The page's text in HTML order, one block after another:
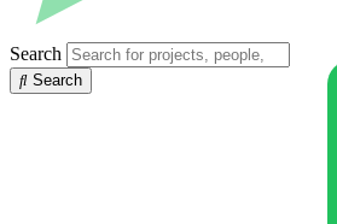
Search
Search